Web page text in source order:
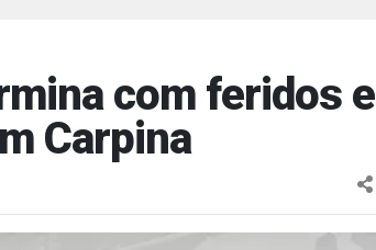
com feridos e
Carpina